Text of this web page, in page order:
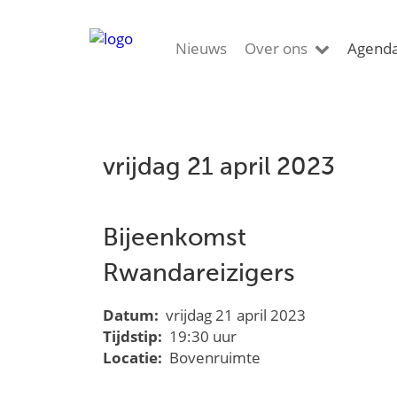
Nieuws Over ons
vrijdag 21 april 2023
Bijeenkomst
Rwandareizigers
Datum: vrijdag 21 april 2023
Tijdstip: 19:30 uur
Locatie: Bovenruimte